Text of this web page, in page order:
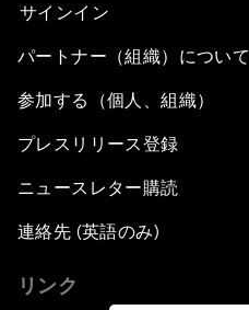
サインイン
パートナー（組織）について
参加する（個人、組織）
プレスリリース登録
ニュースレター購読
連絡先 (英語のみ)
リンク